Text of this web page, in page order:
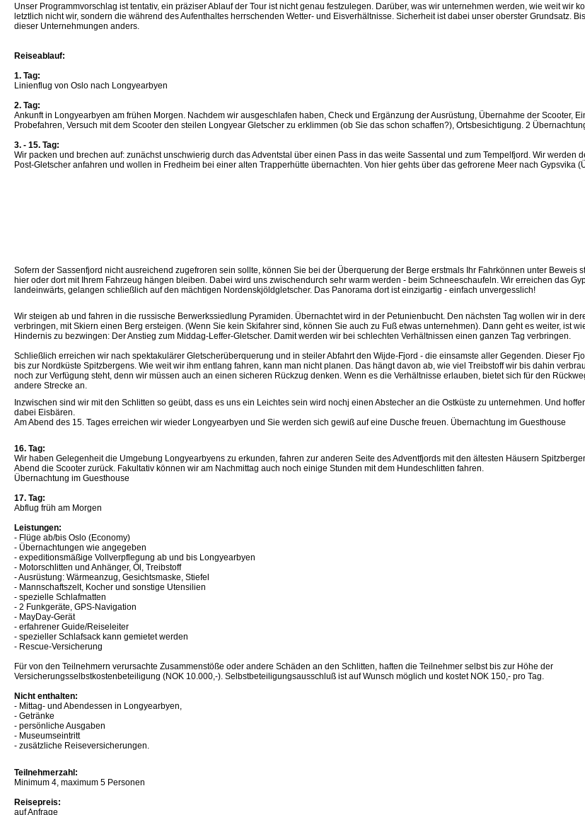
Unser Programmvorschlag ist tentativ, ein präziser Ablauf der Tour ist nicht genau festzulegen. Darüber, was wir unternehmen werden, wie weit wir
letztlich nicht wir, sondern die während des Aufenthaltes herrschenden Wetter- und Eisverhältnisse. Sicherheit ist dabei unser oberster Grundsatz.
dieser Unternehmungen anders.
Reiseablauf:
1. Tag:
Linienflug von Oslo nach Longyearbyen
2. Tag:
Ankunft in Longyearbyen am frühen Morgen. Nachdem wir ausgeschlafen haben, Check und Ergänzung der Ausrüstung, Übernahme der Scooter,
Probefahren, Versuch mit dem Scooter den steilen Longyear Gletscher zu erklimmen (ob Sie das schon schaffen?), Ortsbesichtigung. 2
3. - 15. Tag:
Wir packen und brechen auf: zunächst unschwierig durch das Adventstal über einen Pass in das weite Sassental und zum Tempelfjord. Wir werden
Post-Gletscher anfahren und wollen in Fredheim bei einer alten Trapperhütte übernachten. Von hier gehts über das gefrorene Meer nach Gypsvika
Sofern der Sassenfjord nicht ausreichend zugefroren sein sollte, können Sie bei der Überquerung der Berge erstmals Ihr Fahrkönnen unter Beweis
hier oder dort mit Ihrem Fahrzeug hängen bleiben. Dabei wird uns zwischendurch sehr warm werden - beim Schneeschaufeln. Wir erreichen das
landeinwärts, gelangen schließlich auf den mächtigen Nordenskjöldgletscher. Das Panorama dort ist einzigartig - einfach unvergesslich!
Wir steigen ab und fahren in die russische Berwerkssiedlung Pyramiden. Übernachtet wird in der Petunienbucht. Den nächsten Tag wollen wir in
verbringen, mit Skiern einen Berg ersteigen. (Wenn Sie kein Skifahrer sind, können Sie auch zu Fuß etwas unternehmen). Dann geht es weiter, ist
Hindernis zu bezwingen: Der Anstieg zum Middag-Leffer-Gletscher. Damit werden wir bei schlechten Verhältnissen einen ganzen Tag verbringen.
Schließlich erreichen wir nach spektakulärer Gletscherüberquerung und in steiler Abfahrt den Wijde-Fjord - die einsamste aller Gegenden. Dieser
bis zur Nordküste Spitzbergens. Wie weit wir ihm entlang fahren, kann man nicht planen. Das hängt davon ab, wie viel Treibstoff wir bis dahin
noch zur Verfügung steht, denn wir müssen auch an einen sicheren Rückzug denken. Wenn es die Verhältnisse erlauben, bietet sich für den
andere Strecke an.
Inzwischen sind wir mit den Schlitten so geübt, dass es uns ein Leichtes sein wird nochj einen Abstecher an die Ostküste zu unternehmen. Und
dabei Eisbären.
Am Abend des 15. Tages erreichen wir wieder Longyearbyen und Sie werden sich gewiß auf eine Dusche freuen. Übernachtung im Guesthouse
16. Tag:
Wir haben Gelegenheit die Umgebung Longyearbyens zu erkunden, fahren zur anderen Seite des Adventfjords mit den ältesten Häusern
Abend die Scooter zurück. Fakultativ können wir am Nachmittag auch noch einige Stunden mit dem Hundeschlitten fahren.
Übernachtung im Guesthouse
17. Tag:
Abflug früh am Morgen
Leistungen:
- Flüge ab/bis Oslo (Economy)
- Übernachtungen wie angegeben
- expeditionsmäßige Vollverpflegung ab und bis Longyearbyen
- Motorschlitten und Anhänger, Öl, Treibstoff
- Ausrüstung: Wärmeanzug, Gesichtsmaske, Stiefel
- Mannschaftszelt, Kocher und sonstige Utensilien
- spezielle Schlafmatten
- 2 Funkgeräte, GPS-Navigation
- MayDay-Gerät
- erfahrener Guide/Reiseleiter
- spezieller Schlafsack kann gemietet werden
- Rescue-Versicherung
Für von den Teilnehmern verursachte Zusammenstöße oder andere Schäden an den Schlitten, haften die Teilnehmer selbst bis zur Höhe der
Versicherungsselbstkostenbeteiligung (NOK 10.000,-). Selbstbeteiligungsausschluß ist auf Wunsch möglich und kostet NOK 150,- pro Tag.
Nicht enthalten:
- Mittag- und Abendessen in Longyearbyen,
- Getränke
- persönliche Ausgaben
- Museumseintritt
- zusätzliche Reiseversicherungen.
Teilnehmerzahl:
Minimum 4, maximum 5 Personen
Reisepreis:
auf Anfrage